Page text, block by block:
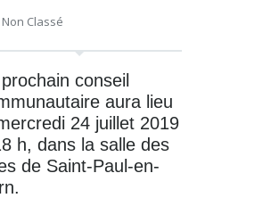
Non Classé
conseil
aura lieu
24 juillet 2019
h, dans la salle des
de Saint-Paul-en-